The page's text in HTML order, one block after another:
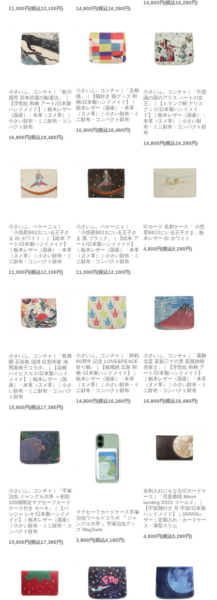
11,000円(税込12,100円)
14,800円(税込16,280円)
14,800円(税込16,280円)
小さいふ。コンチャ｜「歌川
国芳 宮本武蔵の鯨退治」 ｜
【浮世絵 和柄 アート/日本製
ハンドメイド】｜栃木レザー
（国産）・本革（ヌメ革）｜
小さい財布・ミニ財布・コン
パクト財布
16,800円(税込18,480円)
小さいふ。コンチャ｜「京都
猫」｜【猫好き 猫グッズ 和
柄/日本製ハンドメイド】｜
栃木レザー（国産）・本革
（ヌメ革）｜小さい財布・ミ
ニ財布・コンパクト財布
16,800円(税込18,480円)
小さいふ。コンチャ｜「不思
議の国のアリス ハートの女
王」｜【トランプ柄 アリス
グッズ/日本製ハンドメイ
ド】｜栃木レザー（国産）・
本革（ヌメ革）｜小さい財
布・ミニ財布・コンパクト財
布
14,800円(税込16,280円)
小さいふ。ペケーニョ｜
「小惑星B612にいる王子さ
ま 白 ホワイト」｜【絵本 ア
ート/日本製ハンドメイド】
｜栃木レザー（国産）・本革
（ヌメ革）｜小さい財布・ミ
ニ財布・コンパクト財布
11,000円(税込12,100円)
小さいふ。ペケーニョ｜
「小惑星B612にいる王子さ
ま 黒 ブラック」｜【絵本 ア
ート/日本製ハンドメイド】
｜栃木レザー（国産）・本革
（ヌメ革）｜小さい財布・ミ
ニ財布・コンパクト財布
11,000円(税込12,100円)
ICカード 名刺ケース「 小惑
星B612にいる王子さま」栃
木レザー 白 ホワイト
4,800円(税込5,280円)
小さいふ。コンチャ｜「島満
開 石垣島 琉球 紅型作家 池
間真裕子コラボ」｜【花柄
ハイビスカス/日本製ハンド
メイド】｜栃木レザー（国
産）・本革（ヌメ革）｜小さ
い財布・ミニ財布・コンパク
ト財布
15,800円(税込17,380円)
小さいふ。コンチャ｜「終戦
80周年 記念 LOVE&PEACE
折り鶴」｜【核廃絶 広島 和
柄 /日本製ハンドメイド】｜
栃木レザー（国産）・本革
（ヌメ革）｜小さい財布・ミ
ニ財布・コンパクト財布
14,800円(税込16,280円)
小さいふ。コンチャ｜「葛飾
北斎 富嶽三十六景 凱風快晴
赤富士」｜【浮世絵 和柄 ア
ート/日本製ハンドメイド】
｜栃木レザー（国産）・本革
（ヌメ革）｜小さい財布・ミ
ニ財布・コンパクト財布
16,800円(税込18,480円)
小さいふ。コンチャ｜「手塚
治虫 ジャングル大帝 ＋初回
100個限定マグセーフカード
ケース付き カーキ」｜【パ
ンジャ レオ/日本製ハンドメ
イド】｜栃木レザー（国産）
｜小さい財布・ミニ財布・コ
ンパクト財布
15,800円(税込17,380円)
マグセーフカードケース手塚
治虫ワールドコラボ 『 ジャ
ングル大帝 』手塚治虫グッ
ズ MagSafe
3,800円(税込4,180円)
名刺入れにもなるICカードケ
ース｜「月面着陸 Moon
landing 2020 ゴールド」｜
【宇宙飛行士 月 宇宙/日本製
ハンドメイド】｜JAPANレ
ザー｜定期入れ・カードケー
ス・薄型スリム
4,800円(税込5,280円)